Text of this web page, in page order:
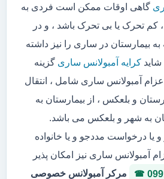
گاهی اوقات ممکن است فردی به
تحرک یا بی تحرک باشد ، و در
بیمارستان در ساری را نیز داشته
کرایه آمبولانس ساری گزینه
آمبولانس ساری شامل ، انتقال
و بلعکس ، از بیمارستان به
به شهر و بلعکس می باشد.
یا درخواست مددجو و یا خانواده
آمبولانس ساری نیز امکان پذیر
مرکر آمبولانس خصوصی